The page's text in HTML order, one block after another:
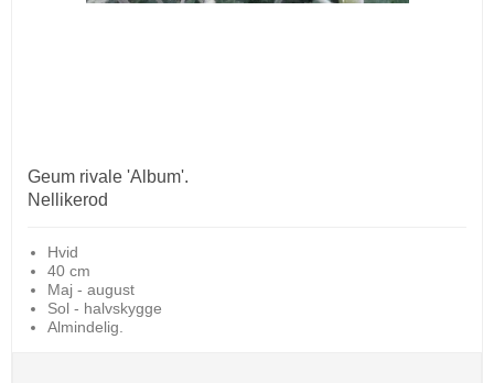
Geum rivale 'Album'.
Nellikerod
Hvid
40 cm
Maj - august
Sol - halvskygge
Almindelig.